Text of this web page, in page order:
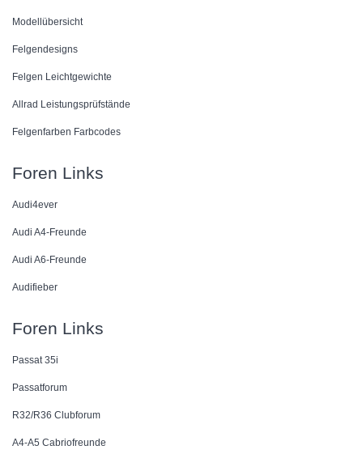
Modellübersicht
Felgendesigns
Felgen Leichtgewichte
Allrad Leistungsprüfstände
Felgenfarben Farbcodes
Foren Links
Audi4ever
Audi A4-Freunde
Audi A6-Freunde
Audifieber
Foren Links
Passat 35i
Passatforum
R32/R36 Clubforum
A4-A5 Cabriofreunde